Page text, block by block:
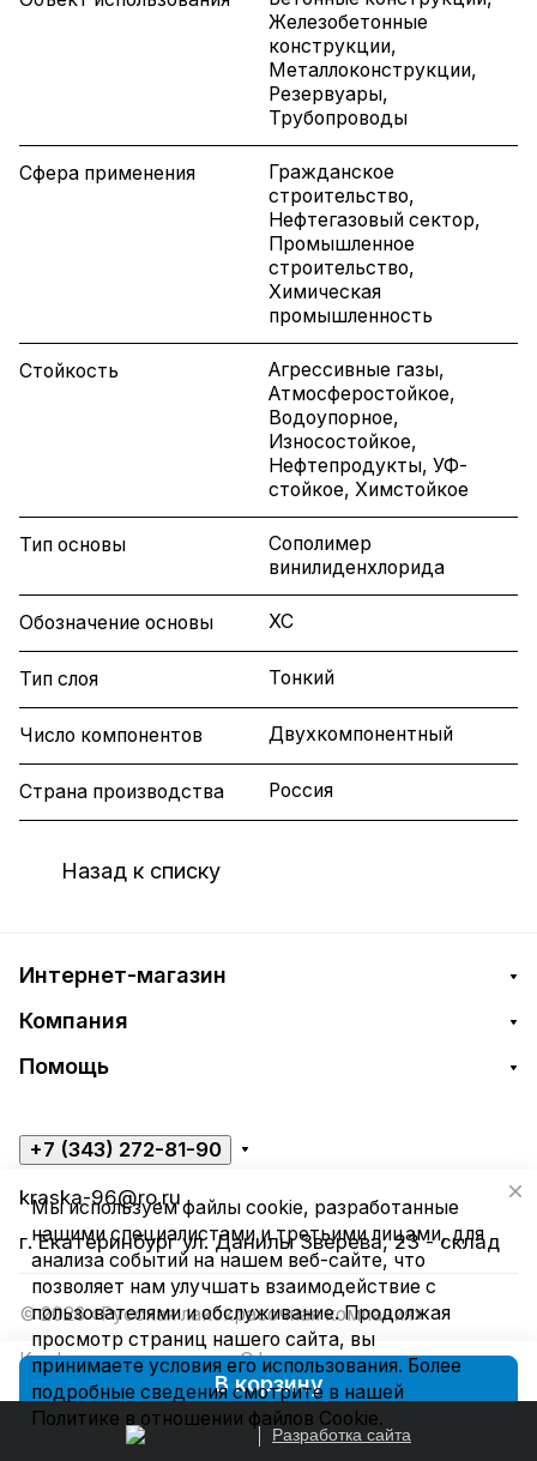
В корзину
Железобетонные
конструкции,
Металлоконструкции,
Резервуары,
Трубопроводы
Сфера применения
Гражданское
строительство,
Нефтегазовый сектор,
Промышленное
строительство,
Химическая
промышленность
Стойкость
Агрессивные газы,
Атмосферостойкое,
Водоупорное,
Износостойкое,
Нефтепродукты, УФ-
стойкое, Химстойкое
Тип основы
Сополимер
винилиденхлорида
Обозначение основы ХС
Тип слоя Тонкий
Число компонентов Двухкомпонентный
Страна производства Россия
Назад к списку
Интернет-магазин
Компания
Помощь
+7 (343) 272-81-90
kraska-96@ro.ru
г. Екатеринбург ул. Данилы Зверева, 23 - склад
© 2026 «Русская лакокрасочная компания»
Конфиденциальность
Оферта
Разработка сайта
Мы используем файлы cookie, разработанные
нашими специалистами и третьими лицами, для
анализа событий на нашем веб-сайте, что
позволяет нам улучшать взаимодействие с
пользователями и обслуживание. Продолжая
просмотр страниц нашего сайта, вы
принимаете условия его использования. Более
подробные сведения смотрите в нашей
Политике в отношении файлов Cookie.